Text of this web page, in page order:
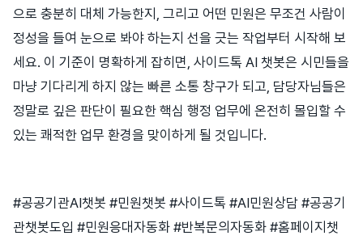
으로 충분히 대체 가능한지, 그리고 어떤 민원은 무조건 사람이
정성을 들여 눈으로 봐야 하는지 선을 긋는 작업부터 시작해 보
세요. 이 기준이 명확하게 잡히면, 사이드톡 AI 챗봇은 시민들을
마냥 기다리게 하지 않는 빠른 소통 창구가 되고, 담당자님들은
정말로 깊은 판단이 필요한 핵심 행정 업무에 온전히 몰입할 수
있는 쾌적한 업무 환경을 맞이하게 될 것입니다.
#공공기관AI챗봇 #민원챗봇 #사이드톡 #AI민원상담 #공공기
관챗봇도입 #민원응대자동화 #반복문의자동화 #홈페이지챗